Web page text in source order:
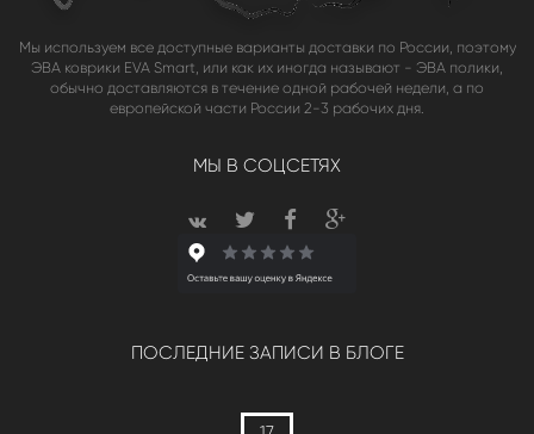
Мы используем все доступные варианты доставки по России, поэтому
ЭВА коврики EVA Smart, или как их иногда называют - ЭВА полики,
обычно доставляются в течение одной рабочей недели, а по
европейской части России 2-3 рабочих дня.
МЫ В СОЦСЕТЯХ
ПОСЛЕДНИЕ ЗАПИСИ В БЛОГЕ